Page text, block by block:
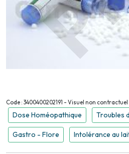
Code : 3400400202191 - Visuel non contractuel
Dose Homéopathique Troubles
Gastro - Flore Intolérance au